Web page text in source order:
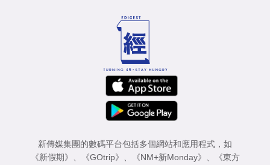
新傳媒集團的數碼平台包括多個網站和應用程式，如
《新假期》
《GOtrip》 《NM+新Monday》
《東方